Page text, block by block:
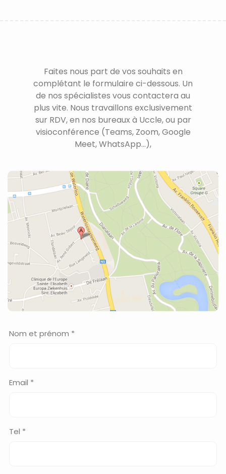
Faites nous part de vos souhaits en
complétant le formulaire ci-dessous. Un
de nos spécialistes vous contactera au
plus vite. Nous travaillons exclusivement
sur RDV, en nos bureaux à Uccle, ou par
visioconférence (Teams, Zoom, Google
Meet, WhatsApp...),
Nom et prénom *
Email *
Tel *